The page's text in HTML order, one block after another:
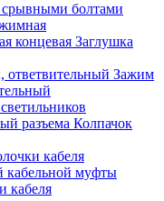
срывными болтами
Заглушка
Зажим
Колпачок
кабеля
кабельной муфты
кабеля